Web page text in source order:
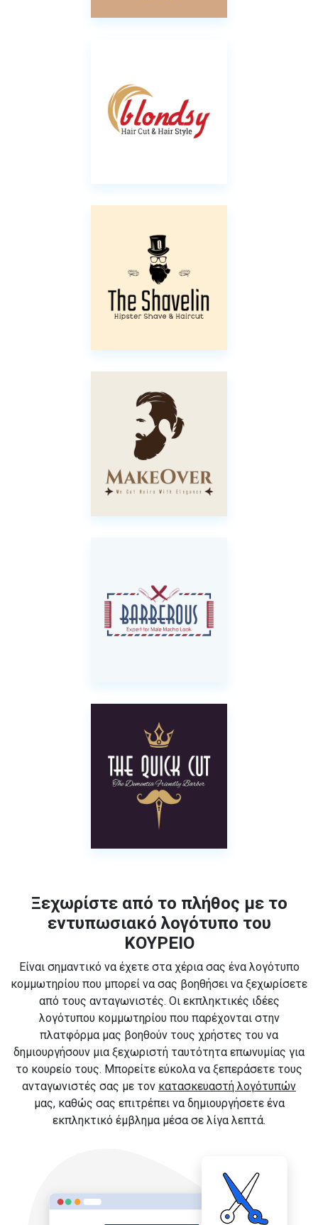
Ξεχωρίστε από το πλήθος με το
εντυπωσιακό λογότυπο του
ΚΟΥΡΕΙΟ
Είναι σημαντικό να έχετε στα χέρια σας ένα λογότυπο
κομμωτηρίου που μπορεί να σας βοηθήσει να ξεχωρίσετε
από τους ανταγωνιστές. Οι εκπληκτικές ιδέες
λογότυπου κομμωτηρίου που παρέχονται στην
πλατφόρμα μας βοηθούν τους χρήστες του να
δημιουργήσουν μια ξεχωριστή ταυτότητα επωνυμίας για
το κουρείο τους. Μπορείτε εύκολα να ξεπεράσετε τους
ανταγωνιστές σας με τον κατασκευαστή λογότυπών
μας, καθώς σας επιτρέπει να δημιουργήσετε ένα
εκπληκτικό έμβλημα μέσα σε λίγα λεπτά.